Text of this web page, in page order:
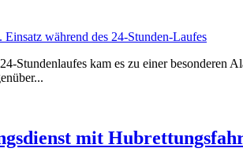
Stundenlaufes kam es zu einer
mit